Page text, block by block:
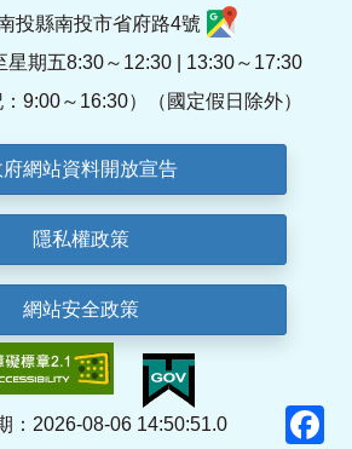
投縣南投市省府路4號
星期五8:30～12:30 | 13:30～17:30
：9:00～16:30）（國定假日除外）
府網站資料開放宣告
隱私權政策
網站安全政策
：2026-08-06 14:50:51.0